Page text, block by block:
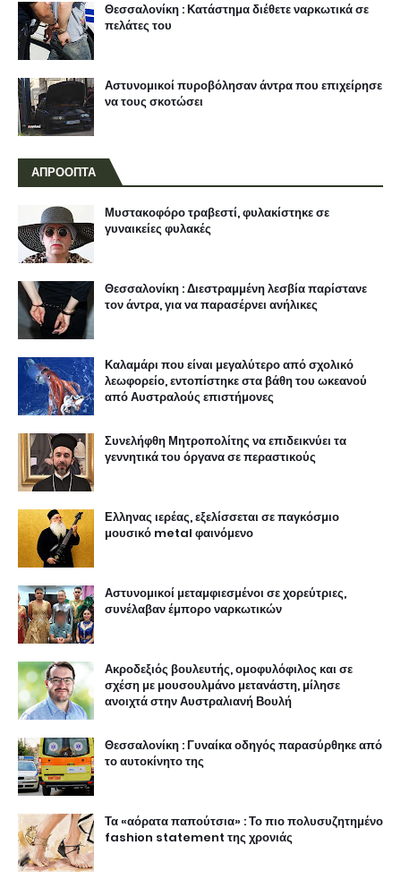
Θεσσαλονίκη : Κατάστημα διέθετε ναρκωτικά σε
πελάτες του
Αστυνομικοί πυροβόλησαν άντρα που επιχείρησε
να τους σκοτώσει
ΑΠΡΟΟΠΤΑ
Μυστακοφόρο τραβεστί, φυλακίστηκε σε
γυναικείες φυλακές
Θεσσαλονίκη : Διεστραμμένη λεσβία παρίστανε
τον άντρα, για να παρασέρνει ανήλικες
Καλαμάρι που είναι μεγαλύτερο από σχολικό
λεωφορείο, εντοπίστηκε στα βάθη του ωκεανού
από Αυστραλούς επιστήμονες
Συνελήφθη Μητροπολίτης να επιδεικνύει τα
γεννητικά του όργανα σε περαστικούς
Ελληνας ιερέας, εξελίσσεται σε παγκόσμιο
μουσικό metal φαινόμενο
Αστυνομικοί μεταμφιεσμένοι σε χορεύτριες,
συνέλαβαν έμπορο ναρκωτικών
Ακροδεξιός βουλευτής, ομοφυλόφιλος και σε
σχέση με μουσουλμάνο μετανάστη, μίλησε
ανοιχτά στην Αυστραλιανή Βουλή
Θεσσαλονίκη : Γυναίκα οδηγός παρασύρθηκε από
το αυτοκίνητο της
Τα «αόρατα παπούτσια» : Το πιο πολυσυζητημένο
fashion statement της χρονιάς